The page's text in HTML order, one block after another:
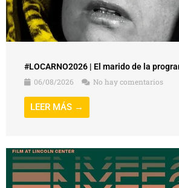
#LOCARNO2026 | El marido de la
06/08/2026
No hay comentarios
LEER MÁS →